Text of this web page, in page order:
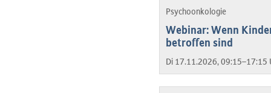
Psychoonkologie
Webinar: Wenn
betroffen sind
Di 17.11.2026, 09:15–17:15